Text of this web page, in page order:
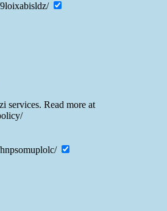
services. Read more at